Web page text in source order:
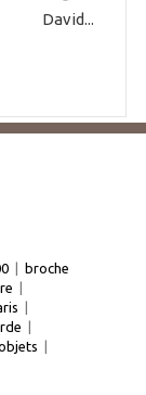
David...
broche